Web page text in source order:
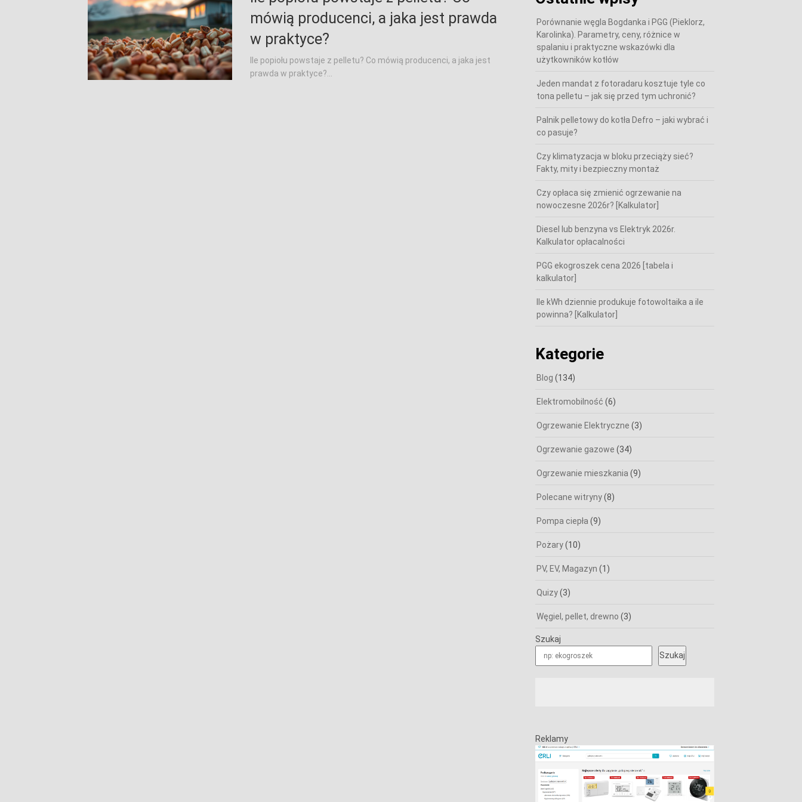
mówią producenci, a jaka jest prawda
w praktyce?
Ile popiołu powstaje z pelletu? Co mówią producenci, a jaka jest
prawda w praktyce?...
Porównanie węgla Bogdanka i PGG (Pieklorz,
Karolinka). Parametry, ceny, różnice w
spalaniu i praktyczne wskazówki dla
użytkowników kotłów
Jeden mandat z fotoradaru kosztuje tyle co
tona pelletu – jak się przed tym uchronić?
Palnik pelletowy do kotła Defro – jaki wybrać i
co pasuje?
Czy klimatyzacja w bloku przeciąży sieć?
Fakty, mity i bezpieczny montaż
Czy opłaca się zmienić ogrzewanie na
nowoczesne 2026r? [Kalkulator]
Diesel lub benzyna vs Elektryk 2026r.
Kalkulator opłacalności
PGG ekogroszek cena 2026 [tabela i
kalkulator]
Ile kWh dziennie produkuje fotowoltaika a ile
powinna? [Kalkulator]
Kategorie
Blog (134)
Elektromobilność (6)
Ogrzewanie Elektryczne (3)
Ogrzewanie gazowe (34)
Ogrzewanie mieszkania (9)
Polecane witryny(8)
Pompa ciepła (9)
Pożary(10)
PV, EV, Magazyn (1)
Quizy(3)
Węgiel, pellet, drewno (3)
Szukaj
Szukaj
Reklamy